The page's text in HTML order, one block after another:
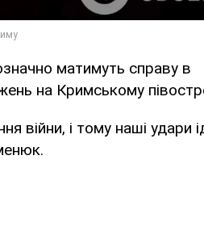
матимуть справу в
на Кримському
війни, і тому наші удари